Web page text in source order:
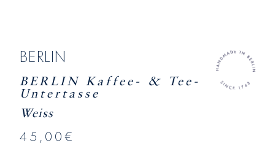
BERLIN
BERLIN Kaffee- & Tee-
Untertasse
Weiss
45,00€